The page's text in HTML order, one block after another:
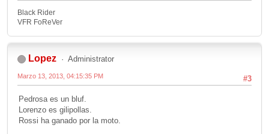
Black Rider
VFR FoReVer
Lopez Administrator
#3
Marzo 13, 2013, 04:15:35 PM
Pedrosa es un bluf.
Lorenzo es gilipollas.
Rossi ha ganado por la moto.